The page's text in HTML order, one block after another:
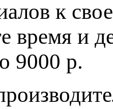
к
время и
9000 р.